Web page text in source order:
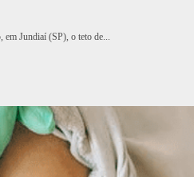
em Jundiaí (SP), o teto de...